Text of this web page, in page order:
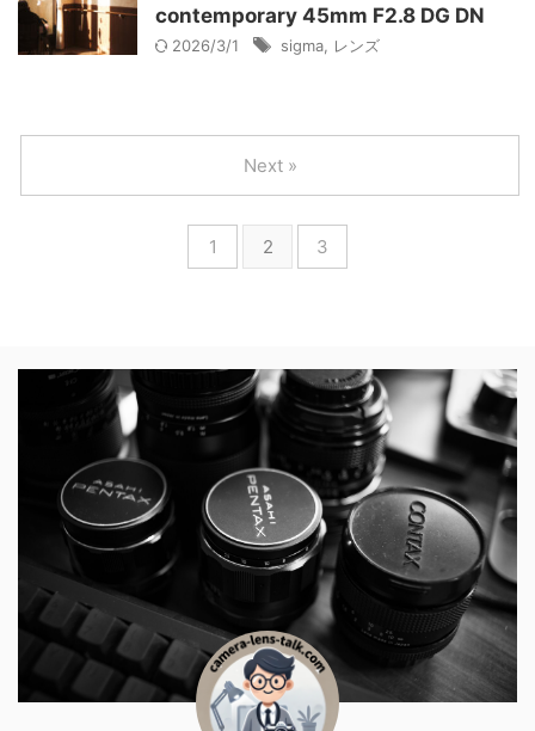
contemporary 45mm F2.8 DG DN
2026/3/1 sigma レンズ
1 2 3
Next »